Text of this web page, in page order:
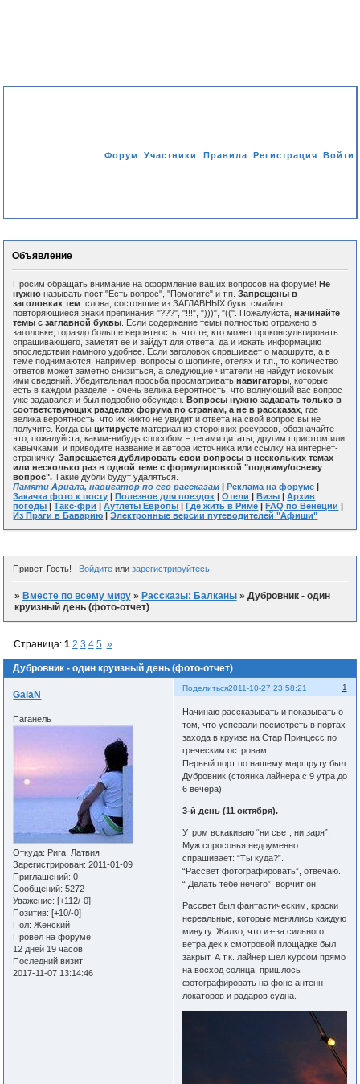
Форум Участники Правила Регистрация Войти
Объявление
Просим обращать внимание на оформление ваших вопросов на форуме!Не
нужно называть пост "Есть вопрос", "Помогите" и т.п.Запрещены в
заголовках тем: слова, состоящие из ЗАГЛАВНЫХ букв, смайлы,
повторяющиеся знаки препинания "???", "!!!", ")))", "((". Пожалуйста,начинайте
темы с заглавной буквы . Если содержание темы полностью отражено в
заголовке, гораздо больше вероятность, что те, кто может проконсультировать
спрашивающего, заметят её и зайдут для ответа, да и искать информацию
впоследствии намного удобнее. Если заголовок спрашивает о маршруте, а в
теме поднимаются, например, вопросы о шопинге, отелях и т.п., то количество
ответов может заметно снизиться, а следующие читатели не найдут искомых
ими сведений. Убедительная просьба просматриватьнавигаторы , которые
есть в каждом разделе, - очень велика вероятность, что волнующий вас вопрос
уже задавался и был подробно обсужден.Вопросы нужно задавать только в
соответствующих разделах форума по странам, а не в рассказах , где
велика вероятность, что их никто не увидит и ответа на свой вопрос вы не
получите. Когда выцитируете материал из сторонних ресурсов, обозначайте
это, пожалуйста, каким-нибудь способом – тегами цитаты, другим шрифтом или
кавычками, и приводите название и автора источника или ссылку на интернет-
страничку.Запрещается дублировать свои вопросы в нескольких темах
или несколько раз в одной теме с формулировкой "подниму/освежу
вопрос". Такие дубли будут удаляться.
Памяти Ариала, навигатор по его рассказам |Реклама на форуме |
Закачка фото к посту |Полезное для поездок |Отели |Визы |Архив
погоды |Такс-фри |Аутлеты Европы |Где жить в Риме |FAQ по Венеции |
Из Праги в Баварию |Электронные версии путеводителей "Афиши"
Привет, Гость! Войдитеили зарегистрируйтесь.
» Вместе по всему миру » Рассказы: Балканы » Дубровник - один
круизный день (фото-отчет)
Дубровник - один круизный день (фото-отчет)
Страница: 1 2 3 4 5 »
Поделиться 1
2011-10-27 23:58:21
GalaN
Паганель
Откуда: Рига, Латвия
Зарегистрирован: 2011-01-09
Приглашений: 0
Сообщений: 5272
Уважение: [+112/-0]
Позитив: [+10/-0]
Пол: Женский
Провел на форуме:
12 дней 19 часов
Последний визит:
2017-11-07 13:14:46
Начинаю рассказывать и показывать о
том, что успевали посмотреть в портах
захода в круизе на Стар Принцесс по
греческим островам.
Первый порт по нашему маршруту был
Дубровник (стоянка лайнера с 9 утра до
6 вечера).
3-й день (11 октября).
Утром вскакиваю “ни свет, ни заря”.
Муж спросонья недоуменно
спрашивает: “Ты куда?”.
“Рассвет фотографировать”, отвечаю.
“ Делать тебе нечего”, ворчит он.
Рассвет был фантастическим, краски
нереальные, которые менялись каждую
минуту. Жалко, что из-за сильного
ветра дек к смотровой площадке был
закрыт. А т.к. лайнер шел курсом прямо
на восход солнца, пришлось
фотографировать на фоне антенн
локаторов и радаров судна.